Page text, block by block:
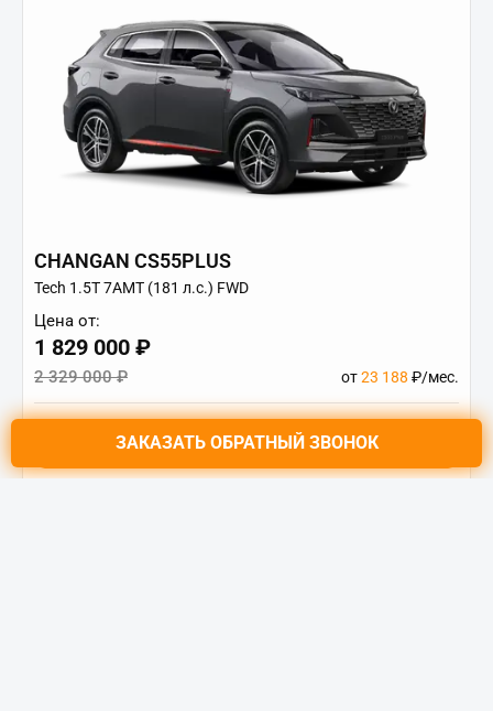
CHANGAN CS55PLUS
Tech 1.5T 7AMT (181 л.с.) FWD
Цена от:
1 829 000 ₽
2 329 000 ₽ от23 188 ₽/мес.
Купить в кредит
ЗАКАЗАТЬ ОБРАТНЫЙ ЗВОНОК